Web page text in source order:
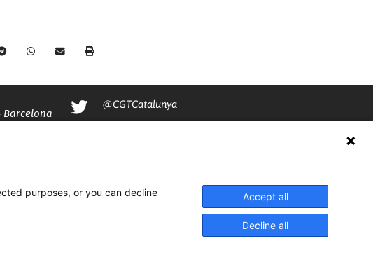
Barcelona
@CGTCatalunya
purposes, or you can decline
Accept all
Decline all